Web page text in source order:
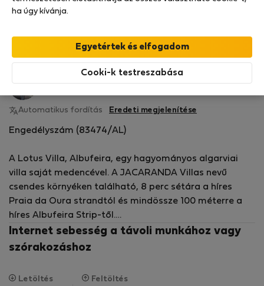
StayProtection
Bérelhető lakások - Albufeira
Ellenőrzött
Automatikus fordítás Eredeti megjelenítése
Engedélyszám (83474/AL)
A Lotus Villa, Albufeira, egy hagyományos algarviai
villa saját medencével. A JACARANDA Villas nevű
csendes környéken található, 8 perc sétára a híres
Praia da Oura strandtól és mindössze 100 méterre a
híres Albufeira Strip-től.
Ez az aranyos kis villa két hálószobával, két
Internet sebesség a távoli munkához vagy
szórakozáshoz
Letöltés Feltöltés
ha úgy kívánja.
Cooki-k testreszabása